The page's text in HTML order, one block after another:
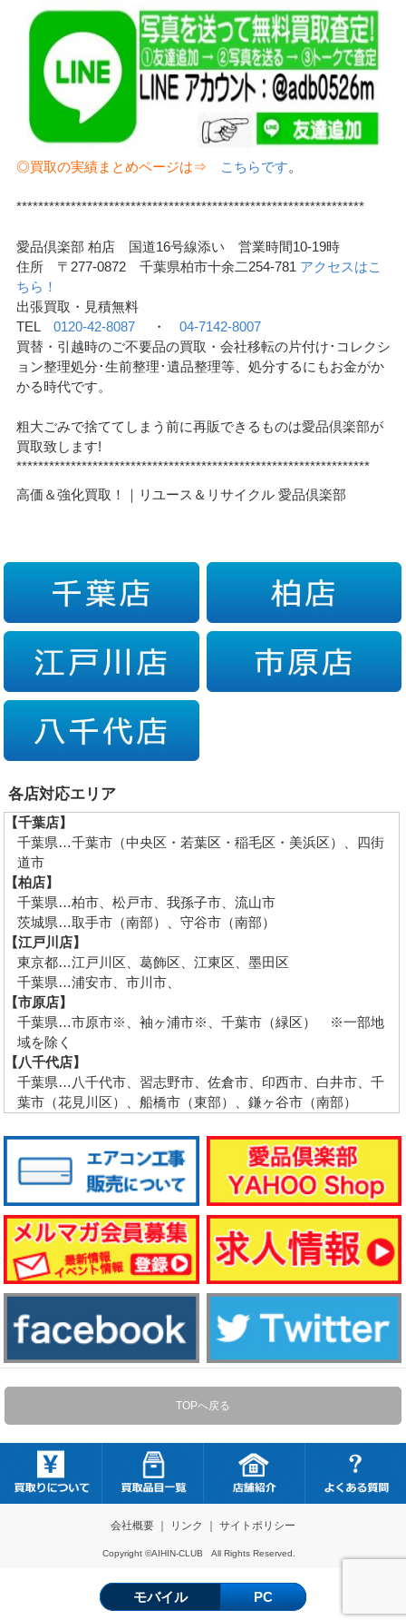
◎買取の実績まとめページは⇒ こちらです。
****************************************************************
愛品倶楽部 柏店 国道16号線添い 営業時間10-19時
住所 〒277-0872 千葉県柏市十余二254-781 アクセスはこ
ちら！
出張買取・見積無料
TEL0120-42-8087 ・04-7142-8007
買替・引越時のご不要品の買取・会社移転の片付け･コレクシ
ョン整理処分･生前整理･遺品整理等、処分するにもお金がか
かる時代です。
粗大ごみで捨ててしまう前に再販できるものは愛品倶楽部が
買取致します!
*****************************************************************
高価＆強化買取！｜リユース＆リサイクル 愛品倶楽部
各店対応エリア
【千葉店】
千葉県…千葉市（中央区・若葉区・稲毛区・美浜区）、四街
道市
【柏店】
千葉県…柏市、松戸市、我孫子市、流山市
茨城県…取手市（南部）、守谷市（南部）
【江戸川店】
東京都…江戸川区、葛飾区、江東区、墨田区
千葉県…浦安市、市川市、
【市原店】
千葉県…市原市※、袖ヶ浦市※、千葉市（緑区） ※一部地
域を除く
【八千代店】
千葉県…八千代市、習志野市、佐倉市、印西市、白井市、千
葉市（花見川区）、船橋市（東部）、鎌ヶ谷市（南部）
TOPへ戻る
会社概要｜ リンク サイトポリシー
Copyright ©AIHIN-CLUB All Rights Reserved.
モバイル PC